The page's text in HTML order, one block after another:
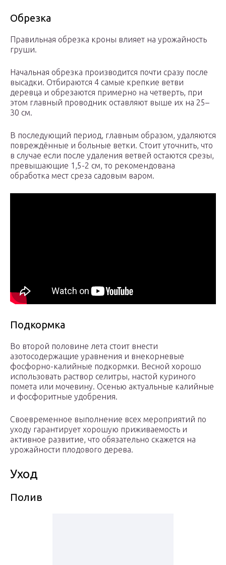
Обрезка
Правильная обрезка кроны влияет на урожайность
груши.
Начальная обрезка производится почти сразу после
высадки. Отбираются 4 самые крепкие ветви
деревца и обрезаются примерно на четверть, при
этом главный проводник оставляют выше их на 25–
30 см.
В последующий период, главным образом, удаляются
повреждённые и больные ветки. Стоит уточнить, что
в случае если после удаления ветвей остаются срезы,
превышающие 1,5-2 см, то рекомендована
обработка мест среза садовым варом.
Подкормка
Во второй половине лета стоит внести
азотосодержащие уравнения и внекорневые
фосфорно-калийные подкормки. Весной хорошо
использовать раствор селитры, настой куриного
помета или мочевину. Осенью актуальные калийные
и фосфоритные удобрения.
Своевременное выполнение всех мероприятий по
уходу гарантирует хорошую приживаемость и
активное развитие, что обязательно скажется на
урожайности плодового дерева.
Уход
Полив